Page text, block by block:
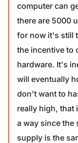
computer can
there are 5000
for now it's still
the incentive to
hardware. It's
will eventually
don't want to
really high, that
a way since the
supply is the